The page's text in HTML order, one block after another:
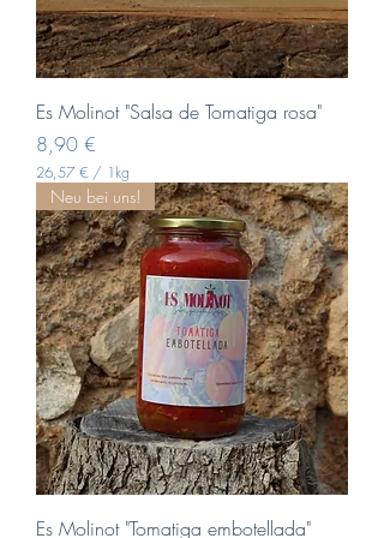
i
l
o
g
r
a
m
Es Molinot "Salsa de Tomatiga rosa"
Pris
8,90 €
26,57 € / 1kg
6
,
5
7
€
p
r
.
1
K
i
l
o
g
r
a
Neu bei uns!
Es Molinot "Tomatiga embotellada"